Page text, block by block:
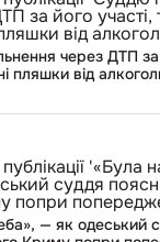
через ДТП за
пляшки від
— як одеський